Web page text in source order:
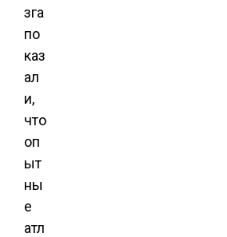
зга
по
каз
ал
и,
что
оп
ыт
ны
е
атл